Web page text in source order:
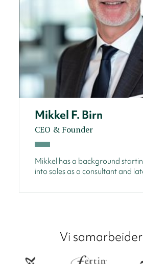
Mikkel F. Birn
CEO & Founder
Mikkel has a background
into sales as a consultant and
Vi